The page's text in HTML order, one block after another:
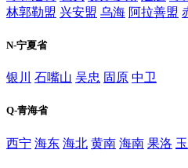
林郭勒盟 兴安盟 乌海 阿拉善盟
N-宁夏省
银川 石嘴山 吴忠 固原 中卫
Q-青海省
西宁 海东 海北 黄南 海南 果洛